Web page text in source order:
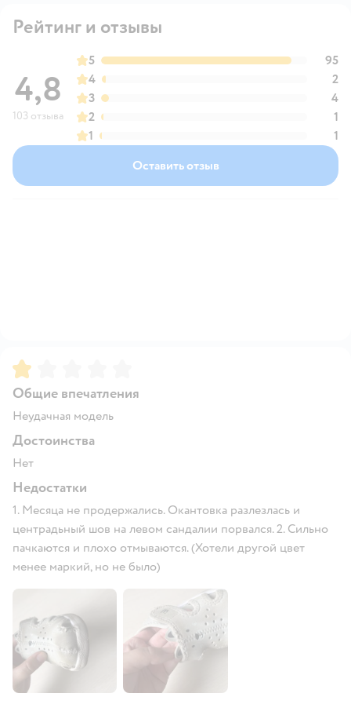
Рейтинг и отзывы
4,8
103 отзыва
5
95
4
2
3
4
2
1
1
1
Оставить отзыв
Рейтинг:
Общие впечатления
Неудачная модель
Достоинства
Нет
Недостатки
1. Месяца не продержались. Окантовка разлезлась и
центрадьный шов на левом сандалии порвался. 2. Сильно
пачкаются и плохо отмываются. (Хотели другой цвет
менее маркий, но не было)